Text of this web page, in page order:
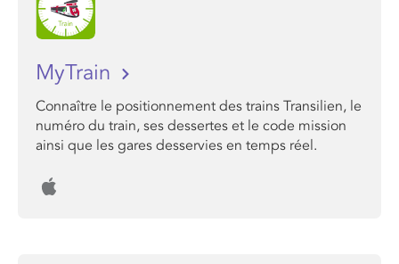
MyTrain
Connaître le positionnement des trains Transilien, le
numéro du train, ses dessertes et le code mission
ainsi que les gares desservies en temps réel.